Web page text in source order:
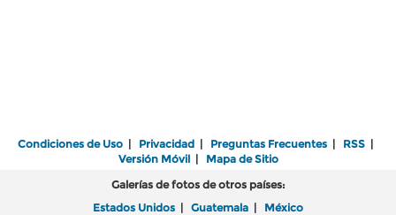
Condiciones de Uso | Privacidad | Preguntas Frecuentes | RSS |
Versión Móvil| Mapa de Sitio
Galerías de fotos de otros países:
Estados Unidos | Guatemala | México